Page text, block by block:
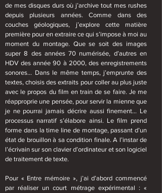
de mes disques durs où j’archive tout mes rushes
depuis plusieurs années. Comme dans des
couches géologiques, j’explore cette matière
première pour en extraire ce qui s’impose à moi au
moment du montage. Que se soit des images
super 8 des années 70 numérisée, d’autres en
HDV des année 90 à 2000, des enregistrements
sonores… Dans le même temps, j’emprunte des
textes, choisis des extraits pour coller au plus juste
avec le propos du film en train de se faire. Je me
réapproprie une pensée, pour servir la mienne que
je ne pourrai jamais décrire aussi finement… Le
processus narratif s’élabore ainsi. Le film prend
forme dans la time line de montage, passant d’un
état de brouillon à sa condition finale. A l’instar de
l’écrivain sur son clavier d’ordinateur et son logiciel
de traitement de texte.
Pour « Entre mémoire », j’ai d’abord commencé
par réaliser un court métrage expérimental : «